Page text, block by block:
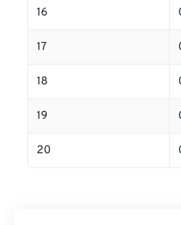
16
17
18
19
20